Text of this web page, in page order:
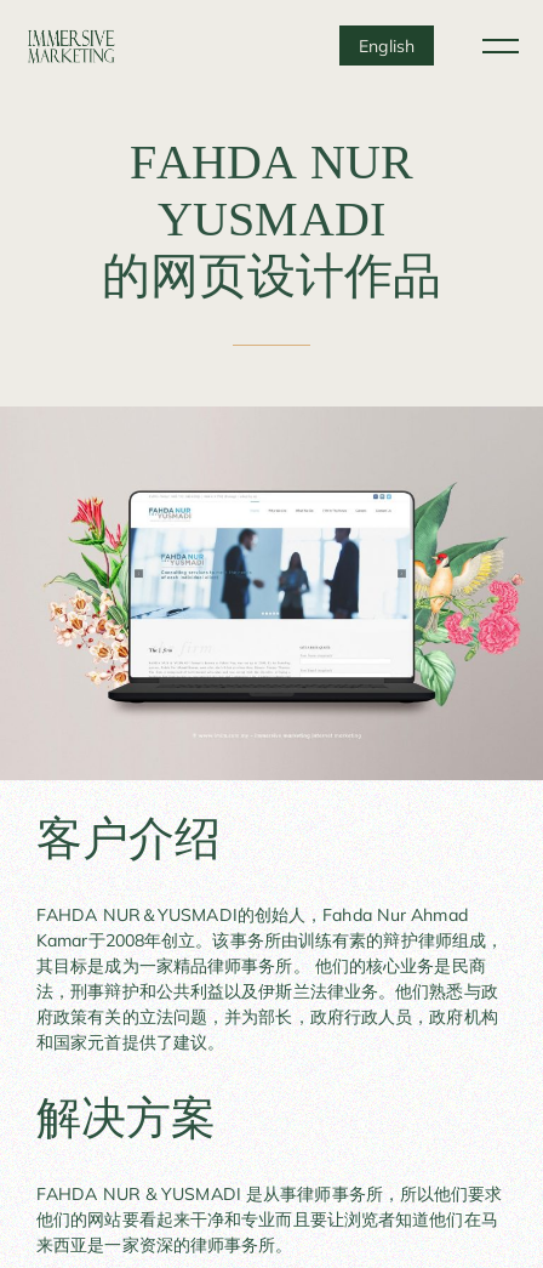
English
FAHDA NUR
YUSMADI
的网页设计作品
客户介绍
FAHDA NUR＆YUSMADI的创始人，Fahda Nur Ahmad
Kamar于2008年创立。该事务所由训练有素的辩护律师组成，
其目标是成为一家精品律师事务所。 他们的核心业务是民商
法，刑事辩护和公共利益以及伊斯兰法律业务。他们熟悉与政
府政策有关的立法问题，并为部长，政府行政人员，政府机构
和国家元首提供了建议。
解决方案
FAHDA NUR & YUSMADI 是从事律师事务所，所以他们要求
他们的网站要看起来干净和专业而且要让浏览者知道他们在马
来西亚是一家资深的律师事务所。